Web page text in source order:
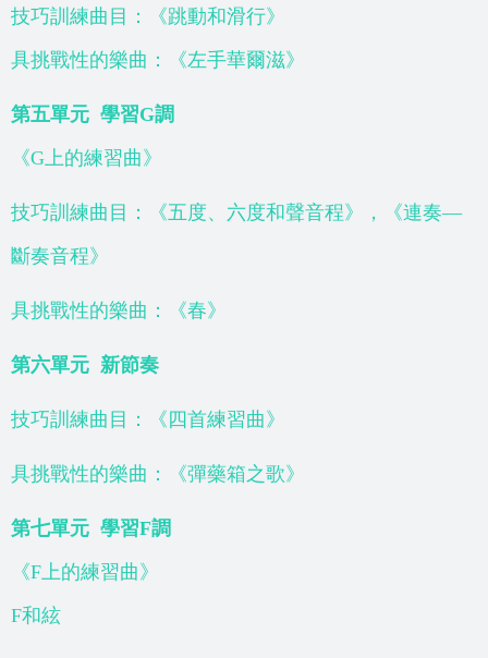
技巧訓練曲目：《跳動和滑行》
具挑戰性的樂曲：《左手華爾滋》
第五單元 學習G調
《G上的練習曲》
技巧訓練曲目：《五度、六度和聲音程》，《連奏—
斷奏音程》
具挑戰性的樂曲：《春》
第六單元 新節奏
技巧訓練曲目：《四首練習曲》
具挑戰性的樂曲：《彈藥箱之歌》
第七單元 學習F調
《F上的練習曲》
F和絃